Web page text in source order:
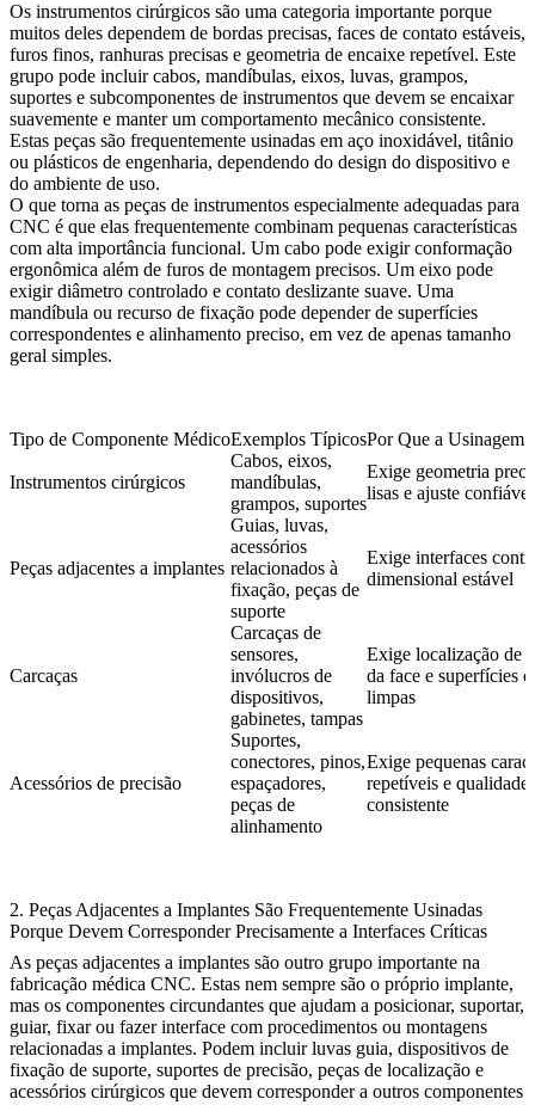
Os instrumentos cirúrgicos são uma categoria importante porque
muitos deles dependem de bordas precisas, faces de contato estáveis,
furos finos, ranhuras precisas e geometria de encaixe repetível. Este
grupo pode incluir cabos, mandíbulas, eixos, luvas, grampos,
suportes e subcomponentes de instrumentos que devem se encaixar
suavemente e manter um comportamento mecânico consistente.
Estas peças são frequentemente usinadas em aço inoxidável, titânio
ou plásticos de engenharia, dependendo do design do dispositivo e
do ambiente de uso.
O que torna as peças de instrumentos especialmente adequadas para
CNC é que elas frequentemente combinam pequenas características
com alta importância funcional. Um cabo pode exigir conformação
ergonômica além de furos de montagem precisos. Um eixo pode
exigir diâmetro controlado e contato deslizante suave. Uma
mandíbula ou recurso de fixação pode depender de superfícies
correspondentes e alinhamento preciso, em vez de apenas tamanho
geral simples.
Tipo de Componente MédicoExemplos TípicosPor Que a Usinagem
Instrumentos cirúrgicos
Cabos, eixos,
mandíbulas,
grampos, suportes
Exige geometria
lisas e ajuste confiável
Peças adjacentes a implantes
Guias, luvas,
acessórios
relacionados à
fixação, peças de
suporte
Exige interfaces
dimensional estável
Carcaças
Carcaças de
sensores,
invólucros de
dispositivos,
gabinetes, tampas
Exige localização de
da face e superfícies
limpas
Acessórios de precisão
Suportes,
conectores, pinos,
espaçadores,
peças de
alinhamento
Exige pequenas
repetíveis e qualidade
consistente
2. Peças Adjacentes a Implantes São Frequentemente Usinadas
Porque Devem Corresponder Precisamente a Interfaces Críticas
As peças adjacentes a implantes são outro grupo importante na
fabricação médica CNC. Estas nem sempre são o próprio implante,
mas os componentes circundantes que ajudam a posicionar, suportar,
guiar, fixar ou fazer interface com procedimentos ou montagens
relacionadas a implantes. Podem incluir luvas guia, dispositivos de
fixação de suporte, suportes de precisão, peças de localização e
acessórios cirúrgicos que devem corresponder a outros componentes